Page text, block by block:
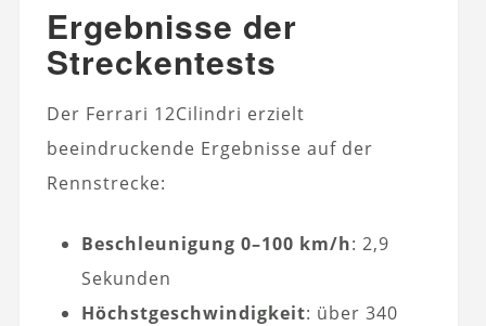
Ergebnisse der
Streckentests
Der Ferrari 12Cilindri erzielt
beeindruckende Ergebnisse auf der
Rennstrecke:
Beschleunigung 0–100 km/h: 2,9
Sekunden
Höchstgeschwindigkeit: über 340